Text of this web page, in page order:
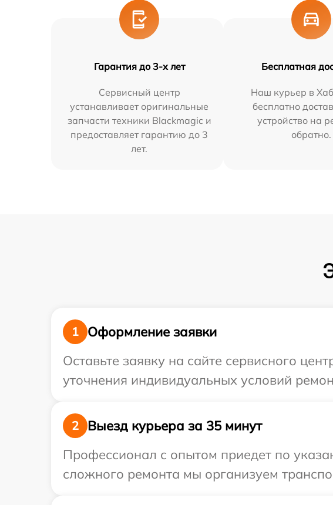
Гарантия до 3-х лет
Сервисный центр
устанавливает оригинальные
запчасти техники Blackmagic и
предоставляет гарантию до 3
лет.
Бесплатная
Наш курьер в
бесплатно
устройство на
обратно.
1
Оформление заявки
Оставьте заявку на сайте сервисного
уточнения индивидуальных условий
2
Выезд курьера за 35 минут
Профессионал с опытом приедет по
сложного ремонта мы организуем